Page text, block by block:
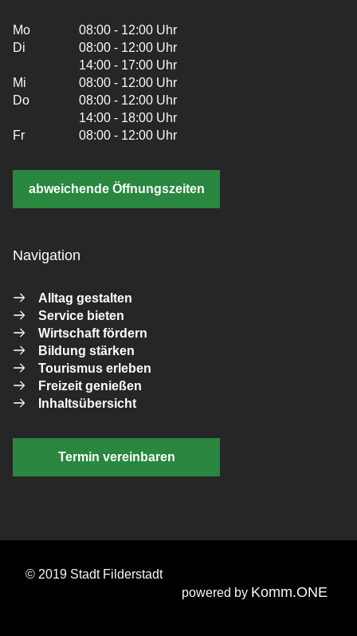
Mo
08:00 - 12:00 Uhr
Di
08:00 - 12:00 Uhr
14:00 - 17:00 Uhr
Mi
08:00 - 12:00 Uhr
Do
08:00 - 12:00 Uhr
14:00 - 18:00 Uhr
Fr
08:00 - 12:00 Uhr
abweichende Öffnungszeiten
Navigation
Alltag gestalten
Service bieten
Wirtschaft fördern
Bildung stärken
Tourismus erleben
Freizeit genießen
Inhaltsübersicht
Termin vereinbaren
© 2019 Stadt Filderstadt
powered by Komm.ONE